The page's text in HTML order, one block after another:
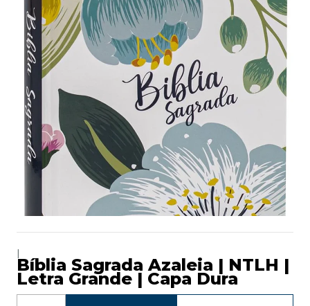
Bíblia Sagrada Azaleia | NTLH |
Letra Grande | Capa Dura